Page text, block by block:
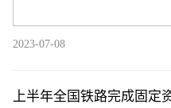
2023-07-08
上半年全国铁路完成固定